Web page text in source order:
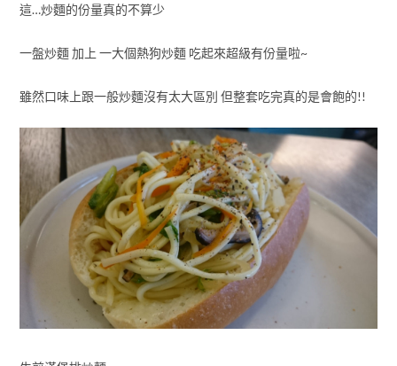
這…炒麵的份量真的不算少
一盤炒麵 加上 一大個熱狗炒麵 吃起來超級有份量啦~
雖然口味上跟一般炒麵沒有太大區別 但整套吃完真的是會飽的!!